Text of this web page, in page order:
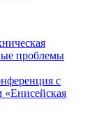
проблемы
с